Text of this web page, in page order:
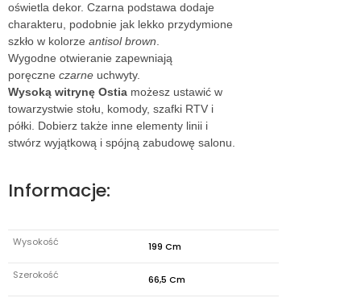
oświetla dekor. Czarna podstawa dodaje
charakteru, podobnie jak lekko przydymione
szkło w kolorze antisol brown
Wygodne otwieranie zapewniają
poręczne czarne uchwyty.
Wysoką witrynę Ostia możesz ustawić w
towarzystwie stołu, komody, szafki RTV i
półki. Dobierz także inne elementy linii i
stwórz wyjątkową i spójną zabudowę salonu.
Informacje:
Wysokość 199 Cm
Szerokość 66,5 Cm